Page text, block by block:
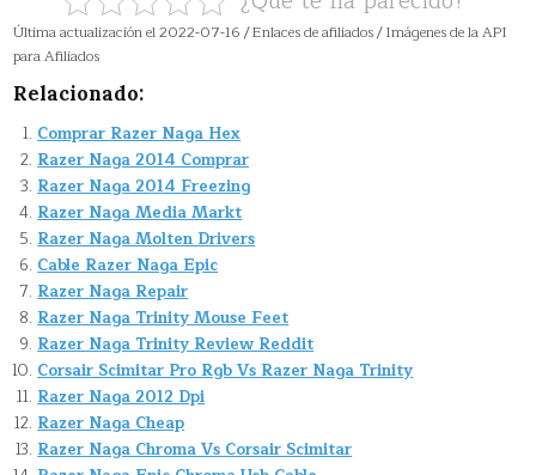
Última actualización el 2022-07-16 / Enlaces de afiliados / Imágenes de la API
para Afiliados
Relacionado:
Comprar Razer Naga Hex
Razer Naga 2014 Comprar
Razer Naga 2014 Freezing
Razer Naga Media Markt
Razer Naga Molten Drivers
Cable Razer Naga Epic
Razer Naga Repair
Razer Naga Trinity Mouse Feet
Razer Naga Trinity Review Reddit
Corsair Scimitar Pro Rgb Vs Razer Naga Trinity
Razer Naga 2012 Dpi
Razer Naga Cheap
Razer Naga Chroma Vs Corsair Scimitar